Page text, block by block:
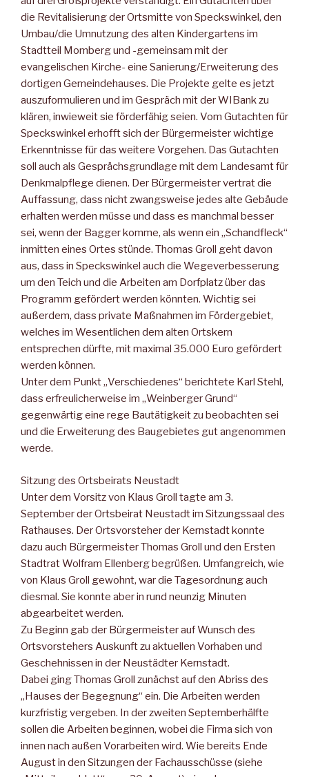
die Revitalisierung der Ortsmitte von Speckswinkel, den
Umbau/die Umnutzung des alten Kindergartens im
Stadtteil Momberg und -gemeinsam mit der
evangelischen Kirche- eine Sanierung/Erweiterung des
dortigen Gemeindehauses. Die Projekte gelte es jetzt
auszuformulieren und im Gespräch mit der WIBank zu
klären, inwieweit sie förderfähig seien. Vom Gutachten für
Speckswinkel erhofft sich der Bürgermeister wichtige
Erkenntnisse für das weitere Vorgehen. Das Gutachten
soll auch als Gesprächsgrundlage mit dem Landesamt für
Denkmalpflege dienen. Der Bürgermeister vertrat die
Auffassung, dass nicht zwangsweise jedes alte Gebäude
erhalten werden müsse und dass es manchmal besser
sei, wenn der Bagger komme, als wenn ein „Schandfleck“
inmitten eines Ortes stünde. Thomas Groll geht davon
aus, dass in Speckswinkel auch die Wegeverbesserung
um den Teich und die Arbeiten am Dorfplatz über das
Programm gefördert werden könnten. Wichtig sei
außerdem, dass private Maßnahmen im Fördergebiet,
welches im Wesentlichen dem alten Ortskern
entsprechen dürfte, mit maximal 35.000 Euro gefördert
werden können.
Unter dem Punkt „Verschiedenes“ berichtete Karl Stehl,
dass erfreulicherweise im „Weinberger Grund“
gegenwärtig eine rege Bautätigkeit zu beobachten sei
und die Erweiterung des Baugebietes gut angenommen
werde.
Sitzung des Ortsbeirats Neustadt
Unter dem Vorsitz von Klaus Groll tagte am 3.
September der Ortsbeirat Neustadt im Sitzungssaal des
Rathauses. Der Ortsvorsteher der Kernstadt konnte
dazu auch Bürgermeister Thomas Groll und den Ersten
Stadtrat Wolfram Ellenberg begrüßen. Umfangreich, wie
von Klaus Groll gewohnt, war die Tagesordnung auch
diesmal. Sie konnte aber in rund neunzig Minuten
abgearbeitet werden.
Zu Beginn gab der Bürgermeister auf Wunsch des
Ortsvorstehers Auskunft zu aktuellen Vorhaben und
Geschehnissen in der Neustädter Kernstadt.
Dabei ging Thomas Groll zunächst auf den Abriss des
„Hauses der Begegnung“ ein. Die Arbeiten werden
kurzfristig vergeben. In der zweiten Septemberhälfte
sollen die Arbeiten beginnen, wobei die Firma sich von
innen nach außen Vorarbeiten wird. Wie bereits Ende
August in den Sitzungen der Fachausschüsse (siehe